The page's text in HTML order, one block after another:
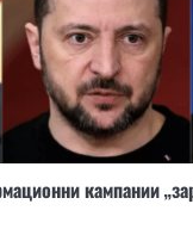
кампании